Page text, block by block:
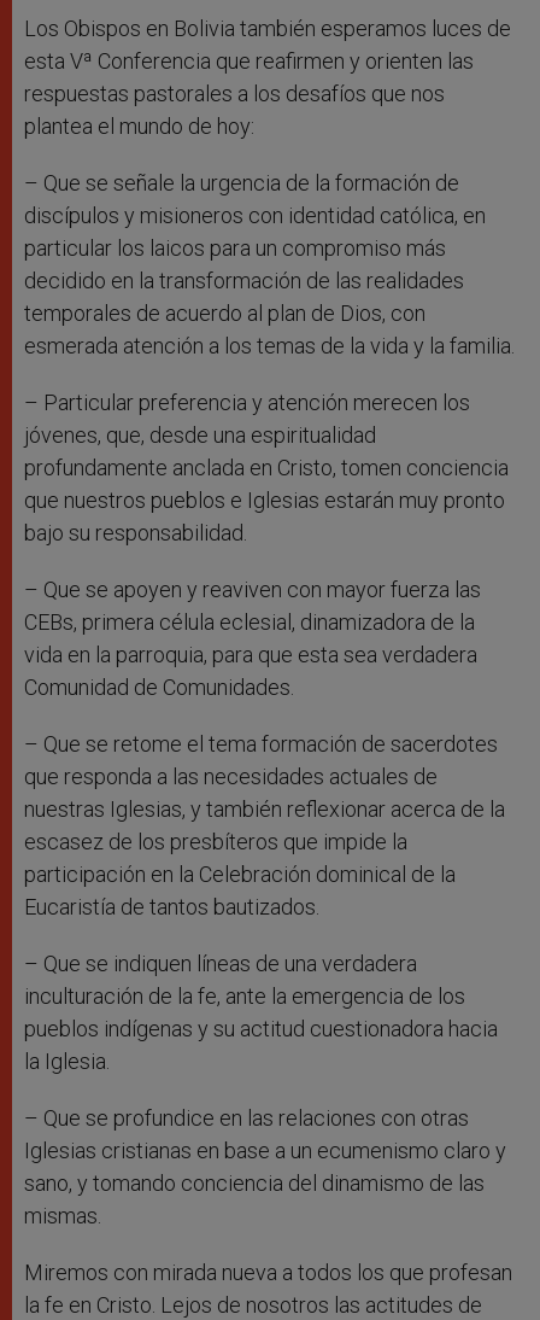
Los Obispos en Bolivia también esperamos luces de
esta Vª Conferencia que reafirmen y orienten las
respuestas pastorales a los desafíos que nos
plantea el mundo de hoy:
– Que se señale la urgencia de la formación de
discípulos y misioneros con identidad católica, en
particular los laicos para un compromiso más
decidido en la transformación de las realidades
temporales de acuerdo al plan de Dios, con
esmerada atención a los temas de la vida y la familia.
– Particular preferencia y atención merecen los
jóvenes, que, desde una espiritualidad
profundamente anclada en Cristo, tomen conciencia
que nuestros pueblos e Iglesias estarán muy pronto
bajo su responsabilidad.
– Que se apoyen y reaviven con mayor fuerza las
CEBs, primera célula eclesial, dinamizadora de la
vida en la parroquia, para que esta sea verdadera
Comunidad de Comunidades.
– Que se retome el tema formación de sacerdotes
que responda a las necesidades actuales de
nuestras Iglesias, y también reflexionar acerca de la
escasez de los presbíteros que impide la
participación en la Celebración dominical de la
Eucaristía de tantos bautizados.
– Que se indiquen líneas de una verdadera
inculturación de la fe, ante la emergencia de los
pueblos indígenas y su actitud cuestionadora hacia
la Iglesia.
– Que se profundice en las relaciones con otras
Iglesias cristianas en base a un ecumenismo claro y
sano, y tomando conciencia del dinamismo de las
mismas.
Miremos con mirada nueva a todos los que profesan
la fe en Cristo. Lejos de nosotros las actitudes de